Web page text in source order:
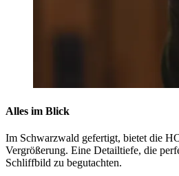
Alles im Blick
Im Schwarzwald gefertigt, bietet die
Vergrößerung. Eine Detailtiefe, die
Schliffbild zu begutachten.